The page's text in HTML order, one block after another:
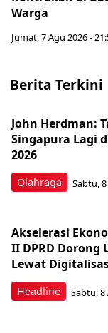
Warga
Jumat, 7 Agu 2026 -
Berita Terkini
Olahraga
John Herdman:
Singapura Lagi
2026
Sabtu,
Headline
Akselerasi
II DPRD Dorong
Lewat
Sabtu, 8